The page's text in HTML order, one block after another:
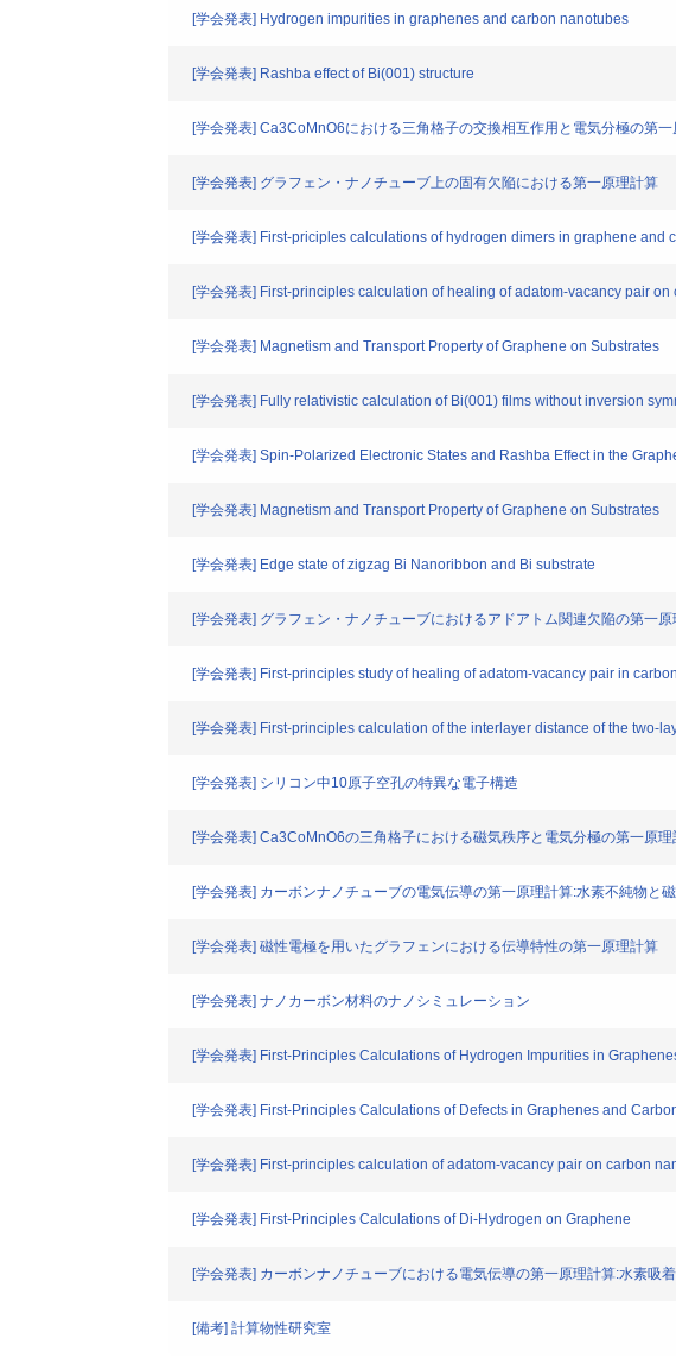
[学会発表] Hydrogen impurities in graphenes and carbon nanotubes
[学会発表] Rashba effect of Bi(001) structure
[学会発表] Ca3CoMnO6における三角格子の交換相互作用と電気分極の第
[学会発表] グラフェン・ナノチューブ上の固有欠陥における第一原理計算
[学会発表] First-priciples calculations of hydrogen dimers in graphene and
[学会発表] First-principles calculation of healing of adatom-vacancy pair
[学会発表] Magnetism and Transport Property of Graphene on Substrates
[学会発表] Fully relativistic calculation of Bi(001) films without inversion
[学会発表] Spin-Polarized Electronic States and Rashba Effect in the
[学会発表] Magnetism and Transport Property of Graphene on Substrates
[学会発表] Edge state of zigzag Bi Nanoribbon and Bi substrate
[学会発表] グラフェン・ナノチューブにおけるアドアトム関連欠陥の第一原
[学会発表] First-principles study of healing of adatom-vacancy pair in
[学会発表] First-principles calculation of the interlayer distance of the two-
[学会発表] シリコン中10原子空孔の特異な電子構造
[学会発表] Ca3CoMnO6の三角格子における磁気秩序と電気分極の第一原理
[学会発表] カーボンナノチューブの電気伝導の第一原理計算:水素不純物と
[学会発表] 磁性電極を用いたグラフェンにおける伝導特性の第一原理計算
[学会発表] ナノカーボン材料のナノシミュレーション
[学会発表] First-Principles Calculations of Hydrogen Impurities in
[学会発表] First-Principles Calculations of Defects in Graphenes and
[学会発表] First-principles calculation of adatom-vacancy pair on carbon
[学会発表] First-Principles Calculations of Di-Hydrogen on Graphene
[学会発表] カーボンナノチューブにおける電気伝導の第一原理計算:水素吸
[備考] 計算物性研究室